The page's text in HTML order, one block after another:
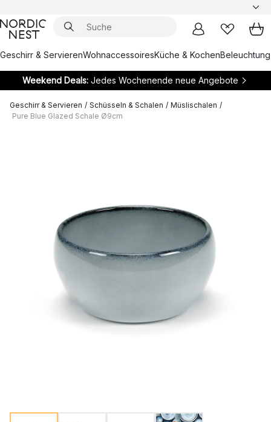
Geschirr & ServierenWohnaccessoiresKüche & KochenBeleuchtung
Weekend Deals:Jedes Wochenende neue Angebote
Geschirr & Servieren / Schüsseln & Schalen / Müslischalen /
Pure Blue Glazed Schale Ø9cm